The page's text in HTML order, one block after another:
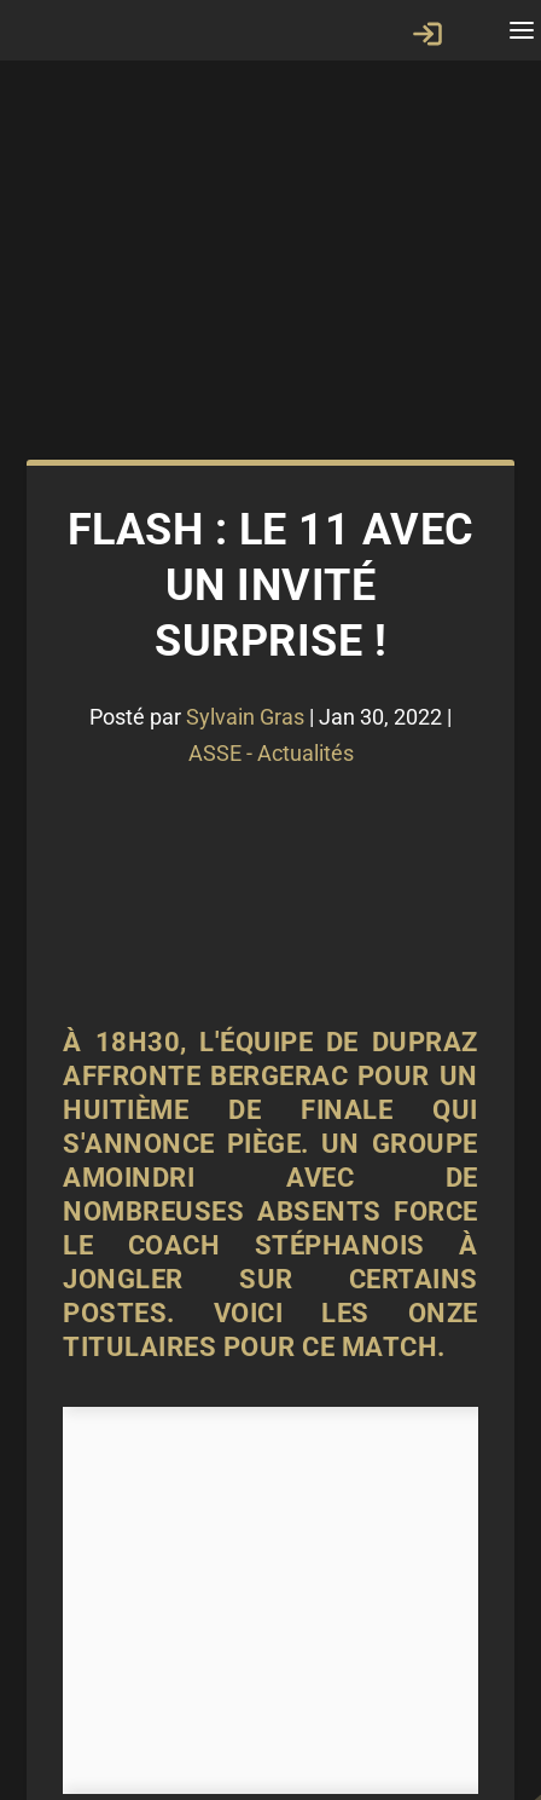
FLASH : LE 11 AVEC
UN INVITÉ
SURPRISE !
Posté parSylvain Gras | Jan 30, 2022 |
ASSE - Actualités
À 18H30, L'ÉQUIPE DE DUPRAZ
AFFRONTE BERGERAC POUR UN
HUITIÈME DE FINALE QUI
S'ANNONCE PIÈGE. UN GROUPE
AMOINDRI AVEC DE
NOMBREUSES ABSENTS FORCE
LE COACH STÉPHANOIS À
JONGLER SUR CERTAINS
POSTES. VOICI LES ONZE
TITULAIRES POUR CE MATCH.